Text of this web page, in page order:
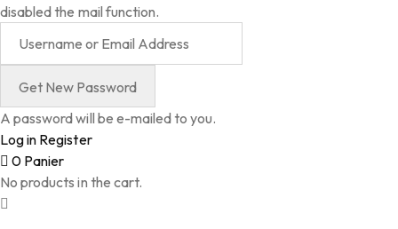
disabled the mail function.
A password will be e-mailed to you.
Log in Register
0 Panier
No products in the cart.